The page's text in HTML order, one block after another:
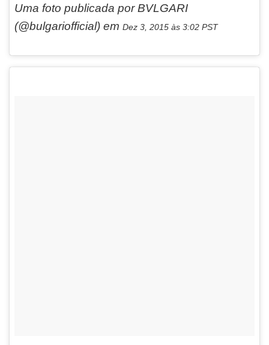
Uma foto publicada por BVLGARI
(@bulgariofficial) em Dez 3, 2015 às 3:02 PST